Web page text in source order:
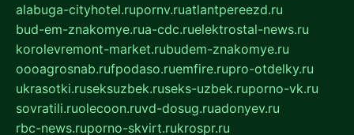
alabuga-cityhotel.rupornv.ruatlantpereezd.ru
bud-em-znakomye.rua-cdc.ruelektrostal-news.ru
korolevremont-market.rubudem-znakomye.ru
oooagrosnab.rufpodaso.ruemfire.rupro-otdelky.ru
ukrasotki.ruseksuzbek.ruseks-uzbek.ruporno-vk.ru
sovratili.ruolecoon.ruvd-dosug.ruadonyev.ru
rbc-news.ruporno-skvirt.rukrospr.ru